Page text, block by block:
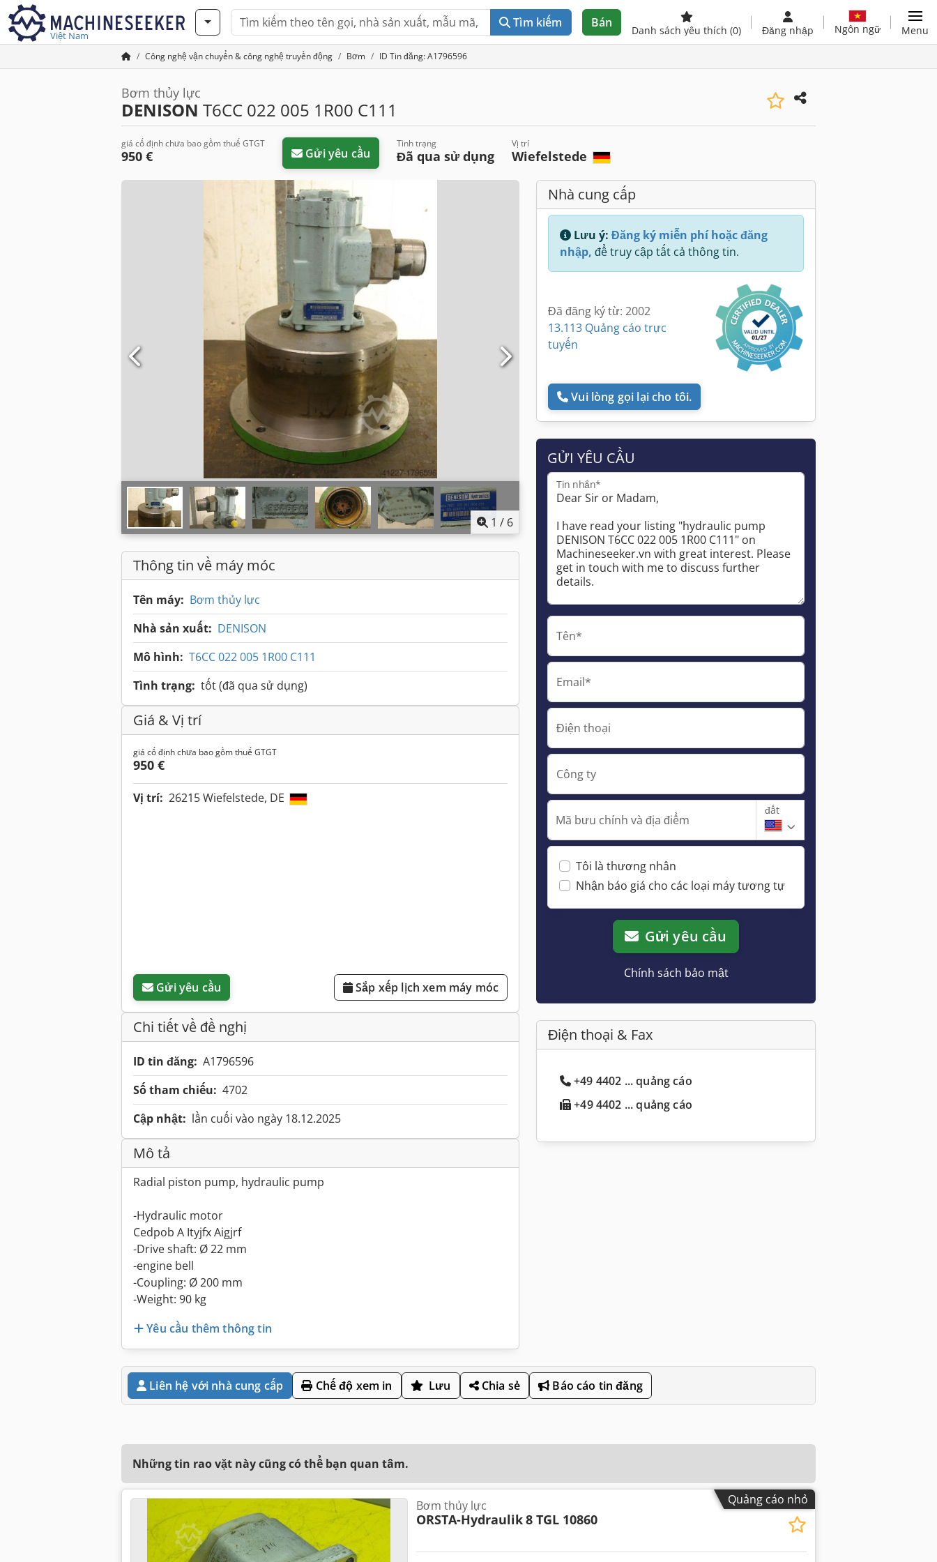
Việt Nam
Tìm kiếm Bán
Danh sách yêu thích (0) Đăng nhập Ngôn ngữ Menu
Công nghệ vận chuyển & công nghệ truyền động Bơm ID Tin đăng: A1796596
Bơm thủy lực
DENISON T6CC 022 005 1R00 C111
giá cố định chưa bao gồm thuế GTGT
950 € Gửi yêu cầu
Tình trạng
Đã qua sử dụng
Vị trí
Wiefelstede
1 / 6
Thông tin về máy móc
Tên máy: Bơm thủy lực
Nhà sản xuất: DENISON
Mô hình: T6CC 022 005 1R00 C111
Tình trạng: tốt (đã qua sử dụng)
Giá & Vị trí
giá cố định chưa bao gồm thuế GTGT
950 €
Vị trí: 26215 Wiefelstede, DE
Gửi yêu cầu Sắp xếp lịch xem máy móc
Chi tiết về đề nghị
ID tin đăng: A1796596
Số tham chiếu: 4702
Cập nhật: lần cuối vào ngày 18.12.2025
Mô tả
Radial piston pump, hydraulic pump
-Hydraulic motor
Cedpob A Ityjfx Aigjrf
-Drive shaft: Ø 22 mm
-engine bell
-Coupling: Ø 200 mm
-Weight: 90 kg
Yêu cầu thêm thông tin
Nhà cung cấp
Lưu ý: Đăng ký miễn phí hoặc đăng
nhập, để truy cập tất cả thông tin.
Đã đăng ký từ: 2002
13.113 Quảng cáo trực
tuyến
Vui lòng gọi lại cho tôi.
GỬI YÊU CẦU
Tin nhắn*
Tên*
Email*
Điện thoại
Công ty
Mã bưu chính và địa điểm
đất
Tôi là thương nhân
Nhận báo giá cho các loại máy tương tự
Gửi yêu cầu
Chính sách bảo mật
Điện thoại & Fax
+49 4402 ... quảng cáo
+49 4402 ... quảng cáo
Liên hệ với nhà cung cấp Chế độ xem in Lưu Chia sẻ Báo cáo tin đăng
Những tin rao vặt này cũng có thể bạn quan tâm.
Quảng cáo nhỏ
Bơm thủy lực
ORSTA-Hydraulik8 TGL 10860